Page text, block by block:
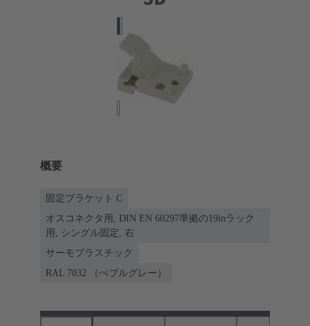
概要
固定ブラケット C
オスコネクタ用, DIN EN 60297準拠の19inラック
用, シングル固定, 右
サーモプラスチック
RAL 7032 （ぺブルグレー）